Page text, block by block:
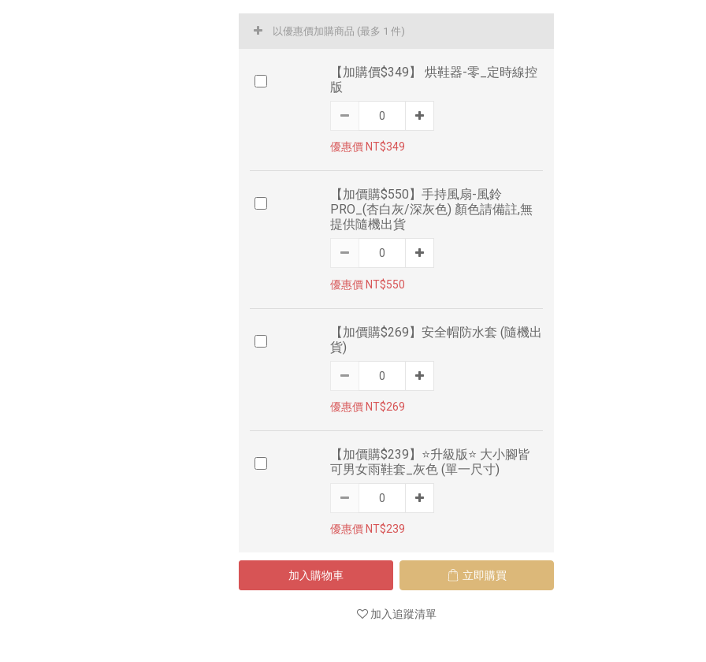
以優惠價加購商品 (最多 1 件)
【加購價$349】 烘鞋器-零_定時線控
版
優惠價 NT$349
【加價購$550】手持風扇-風鈴
PRO_(杏白灰/深灰色) 顏色請備註,無
提供隨機出貨
優惠價 NT$550
【加價購$269】安全帽防水套 (隨機出
貨)
優惠價 NT$269
【加價購$239】⭐升級版⭐ 大小腳皆
可男女雨鞋套_灰色 (單一尺寸)
優惠價 NT$239
加入購物車 立即購買
加入追蹤清單